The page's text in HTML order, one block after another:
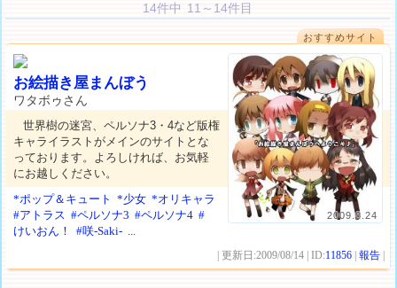
14件中 11～14件目
おすすめサイト
2009.8.24
お絵描き屋まんぼう
ワタボゥさん
世界樹の迷宮、ペルソナ3・4など版権
キャライラストがメインのサイトとな
っております。よろしければ、お気軽
にお越しください。
*ポップ＆キュート
*少女 *オリキャラ
#アトラス #ペルソナ3 #ペルソナ4 #
けいおん！
#咲-Saki- ...
| 更新日:2009/08/14 | ID:11856 |報告